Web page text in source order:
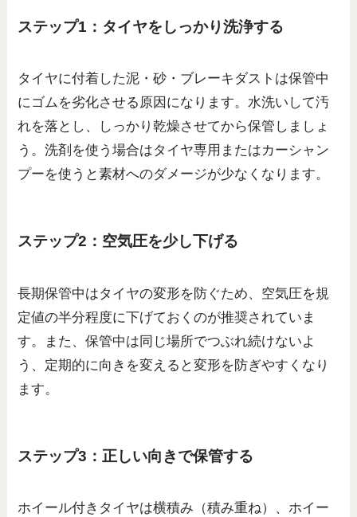
ステップ1：タイヤをしっかり洗浄する
タイヤに付着した泥・砂・ブレーキダストは保管中
にゴムを劣化させる原因になります。水洗いして汚
れを落とし、しっかり乾燥させてから保管しましょ
う。洗剤を使う場合はタイヤ専用またはカーシャン
プーを使うと素材へのダメージが少なくなります。
ステップ2：空気圧を少し下げる
長期保管中はタイヤの変形を防ぐため、空気圧を規
定値の半分程度に下げておくのが推奨されていま
す。また、保管中は同じ場所でつぶれ続けないよ
う、定期的に向きを変えると変形を防ぎやすくなり
ます。
ステップ3：正しい向きで保管する
ホイール付きタイヤは横積み（積み重ね）、ホイー